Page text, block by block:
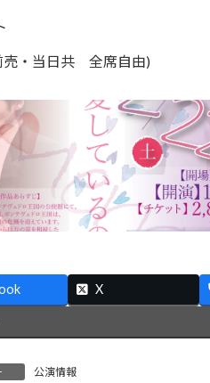
売・当日共 全席自由)
X
公演情報